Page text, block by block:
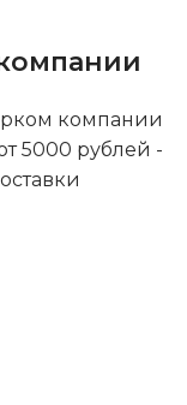
компании
5000 рублей -